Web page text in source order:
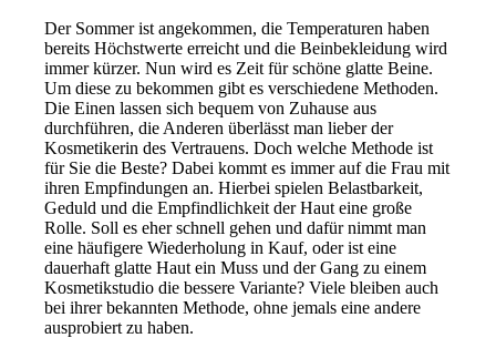
Der Sommer ist angekommen, die Temperaturen haben
bereits Höchstwerte erreicht und die Beinbekleidung wird
immer kürzer. Nun wird es Zeit für schöne glatte Beine.
Um diese zu bekommen gibt es verschiedene Methoden.
Die Einen lassen sich bequem von Zuhause aus
durchführen, die Anderen überlässt man lieber der
Kosmetikerin des Vertrauens. Doch welche Methode ist
für Sie die Beste? Dabei kommt es immer auf die Frau mit
ihren Empfindungen an. Hierbei spielen Belastbarkeit,
Geduld und die Empfindlichkeit der Haut eine große
Rolle. Soll es eher schnell gehen und dafür nimmt man
eine häufigere Wiederholung in Kauf, oder ist eine
dauerhaft glatte Haut ein Muss und der Gang zu einem
Kosmetikstudio die bessere Variante? Viele bleiben auch
bei ihrer bekannten Methode, ohne jemals eine andere
ausprobiert zu haben.